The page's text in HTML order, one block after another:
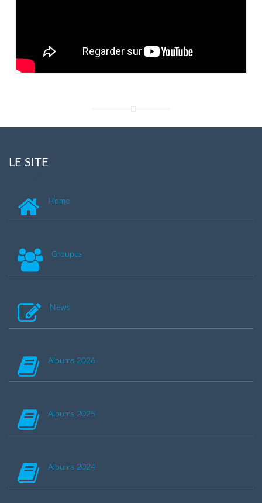
LE SITE
Home
Groupes
News
Albums 2026
Albums 2025
Albums 2024